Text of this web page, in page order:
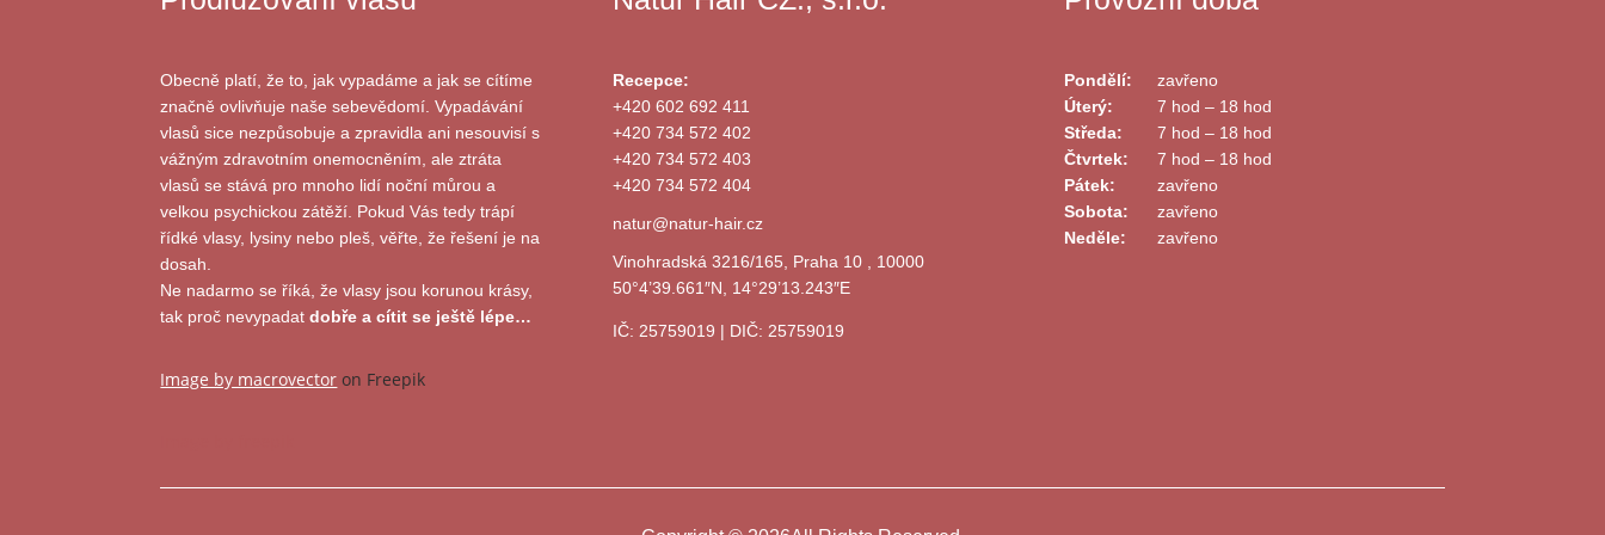
Obecně platí, že to, jak vypadáme a jak se cítíme
značně ovlivňuje naše sebevědomí. Vypadávání
vlasů sice nezpůsobuje a zpravidla ani nesouvisí s
vážným zdravotním onemocněním, ale ztráta
vlasů se stává pro mnoho lidí noční můrou a
velkou psychickou zátěží. Pokud Vás tedy trápí
řídké vlasy, lysiny nebo pleš, věřte, že řešení je na
dosah.
Ne nadarmo se říká, že vlasy jsou korunou krásy,
tak proč nevypadatdobře a cítit se ještě lépe…
Image by macrovector on Freepik
Recepce:
+420 602 692 411
+420 734 572 402
+420 734 572 403
+420 734 572 404
natur@natur-hair.cz
Vinohradská 3216/165, Praha 10 , 10000
50°4’39.661″N, 14°29’13.243″E
IČ: 25759019 | DIČ: 25759019
Pondělí:
zavřeno
Úterý:
7 hod – 18 hod
Středa:
7 hod – 18 hod
Čtvrtek:
7 hod – 18 hod
Pátek:
zavřeno
Sobota:
zavřeno
Neděle:
zavřeno